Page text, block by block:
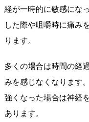
経が一時的に敏感にな
した際や咀嚼時に痛み
ります。
多くの場合は時間の経
みを感じなくなります
強くなった場合は神経
あります。